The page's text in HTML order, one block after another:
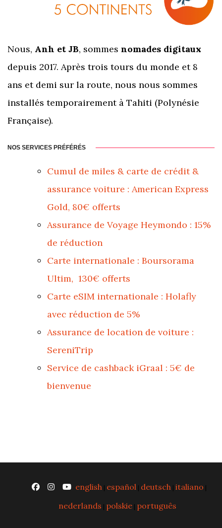
Nous, Anh et JB, sommes nomades digitaux
depuis 2017. Après trois tours du monde et 8
ans et demi sur la route, nous nous sommes
installés temporairement à Tahiti (Polynésie
Française).
NOS SERVICES PRÉFÉRÉS
Cumul de miles & carte de crédit &
assurance voiture : American Express
Gold, 80€ offerts
Assurance de Voyage Heymondo : 15%
de réduction
Carte internationale : Boursorama
Ultim, 130€ offerts
Carte eSIM internationale : Holafly
avec réduction de 5%
Assurance de location de voiture :
SereniTrip
Service de cashback iGraal : 5€ de
bienvenue
english | español | deutsch |italiano |
nederlands | polskie| português